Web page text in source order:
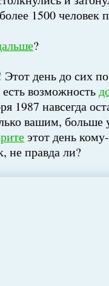
1500 человек
?
день до сих
возможность
1987 навсегда
вашим,
этот день
не правда ли?